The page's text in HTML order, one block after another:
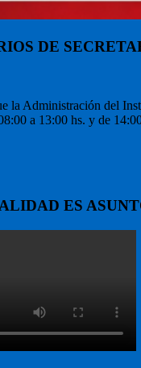
DE
la Administración del
a 13:00 hs. y de
ES